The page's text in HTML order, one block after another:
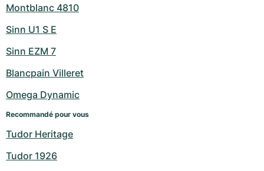
Montblanc 4810
Sinn U1 S E
Sinn EZM 7
Blancpain Villeret
Omega Dynamic
Recommandé pour vous
Tudor Heritage
Tudor 1926